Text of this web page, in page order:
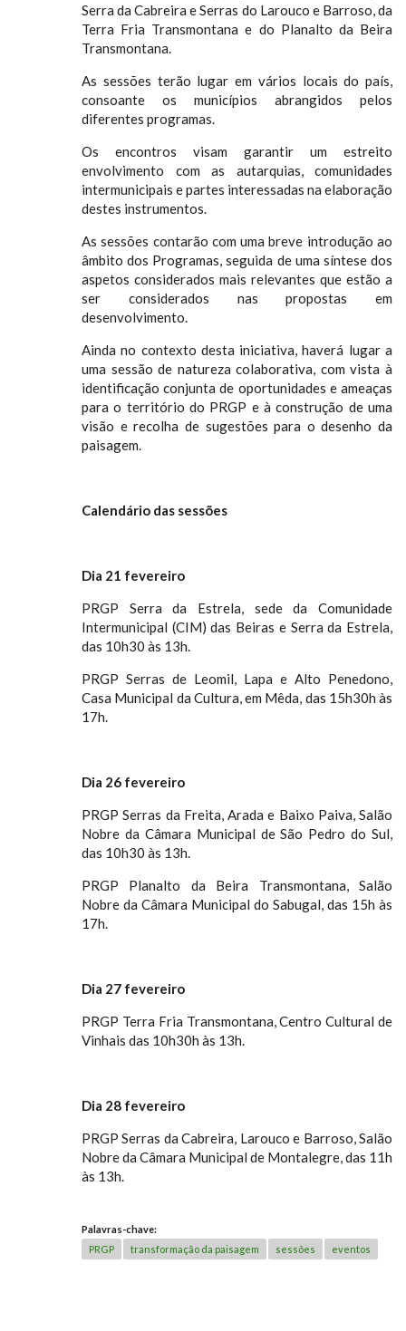
Serra da Cabreira e Serras do Larouco e Barroso, da
Terra Fria Transmontana e do Planalto da Beira
Transmontana.
As sessões terão lugar em vários locais do país,
consoante os municípios abrangidos pelos
diferentes programas.
Os encontros visam garantir um estreito
envolvimento com as autarquias, comunidades
intermunicipais e partes interessadas na elaboração
destes instrumentos.
As sessões contarão com uma breve introdução ao
âmbito dos Programas, seguida de uma síntese dos
aspetos considerados mais relevantes que estão a
ser considerados nas propostas em
desenvolvimento.
Ainda no contexto desta iniciativa, haverá lugar a
uma sessão de natureza colaborativa, com vista à
identificação conjunta de oportunidades e ameaças
para o território do PRGP e à construção de uma
visão e recolha de sugestões para o desenho da
paisagem.
Calendário das sessões
Dia 21 fevereiro
PRGP Serra da Estrela, sede da Comunidade
Intermunicipal (CIM) das Beiras e Serra da Estrela,
das 10h30 às 13h.
PRGP Serras de Leomil, Lapa e Alto Penedono,
Casa Municipal da Cultura, em Mêda, das 15h30h às
17h.
Dia 26 fevereiro
PRGP Serras da Freita, Arada e Baixo Paiva, Salão
Nobre da Câmara Municipal de São Pedro do Sul,
das 10h30 às 13h.
PRGP Planalto da Beira Transmontana, Salão
Nobre da Câmara Municipal do Sabugal, das 15h às
17h.
Dia 27 fevereiro
PRGP Terra Fria Transmontana, Centro Cultural de
Vinhais das 10h30h às 13h.
Dia 28 fevereiro
PRGP Serras da Cabreira, Larouco e Barroso, Salão
Nobre da Câmara Municipal de Montalegre, das 11h
às 13h.
Palavras-chave:
PRGP
transformação da paisagem sessões eventos